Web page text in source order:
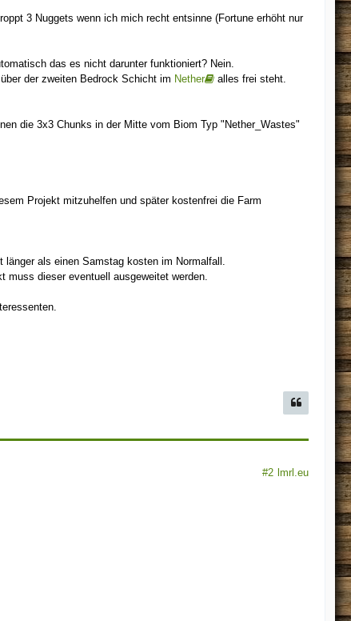
3 Nuggets wenn ich mich recht entsinne (Fortune erhöht nur
das es nicht darunter funktioniert? Nein.
der zweiten Bedrock Schicht im Nether alles frei steht.
die 3x3 Chunks in der Mitte vom Biom Typ "Nether_Wastes"
Projekt mitzuhelfen und später kostenfrei die Farm
als einen Samstag kosten im Normalfall.
muss dieser eventuell ausgeweitet werden.
#2 lmrl.eu